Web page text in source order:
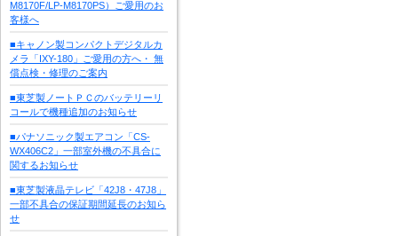
M8170F/LP-M8170PS）ご愛用のお
客様へ
■キャノン製コンパクトデジタルカ
メラ「IXY-180」ご愛用の方へ・ 無
償点検・修理のご案内
■東芝製ノートＰＣのバッテリーリ
コールで機種追加のお知らせ
■パナソニック製エアコン「CS-
WX406C2」一部室外機の不具合に
関するお知らせ
■東芝製液晶テレビ「42J8・47J8」
一部不具合の保証期間延長のお知ら
せ